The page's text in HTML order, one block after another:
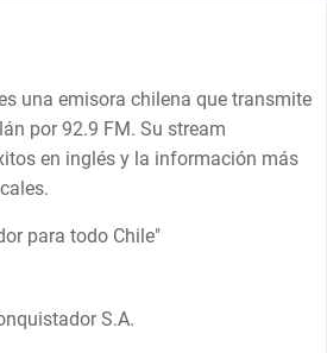
una emisora chilena que transmite
por 92.9 FM. Su stream
en inglés y la información más
para todo Chile"
S.A.